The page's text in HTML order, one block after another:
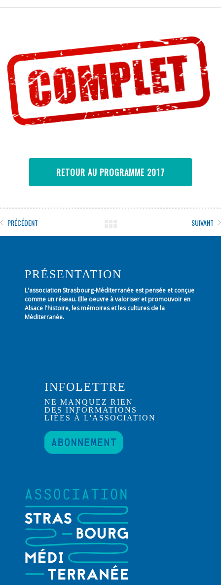
RETOUR AU PROGRAMME 2017
PRÉCÉDENT SUIVANT
PRÉSENTATION
L'association Strasbourg-Méditerranée est pensée et conçue
comme un réseau. Elle oeuvre à valoriser et promouvoir en
Alsace l'histoire, les mémoires et les cultures de la
Méditerranée.
INFOLETTRE
NE MANQUEZ RIEN
DES INFORMATIONS
LIÉES À L'ASSOCIATION